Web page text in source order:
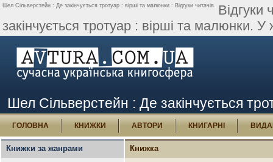
Шел Сільверстейн : Де закінчується тротуар : вірші та малюнки : Відгуки читачів. Відгуки
закінчується тротуар : вірші та малюнки.
Шел Сільверстейн : Де закінчується
ГОЛОВНА КНИЖКИ АВТОРИ КНИГАРНІ
Книжки за жанрами Книжка